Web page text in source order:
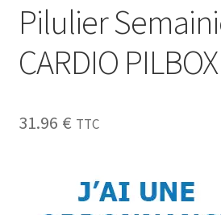
Pilulier
CARDIO
31.96 € TTC